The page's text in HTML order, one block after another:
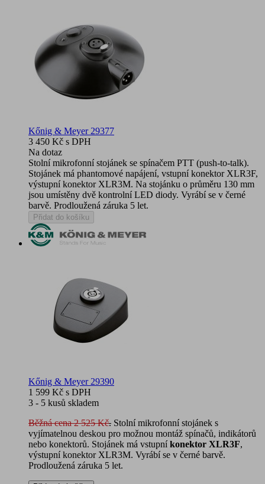
Kőnig & Meyer 29377
3 450 Kč s DPH
Na dotaz
Stolní mikrofonní stojánek se spínačem PTT (push-to-talk).
Stojánek má phantomové napájení, vstupní konektor XLR3F,
výstupní konektor XLR3M. Na stojánku o průměru 130 mm
jsou umístěny dvě kontrolní LED diody. Vyrábí se v černé
barvě. Prodloužená záruka 5 let.
Přidat do košíku
Kőnig & Meyer 29390
1 599 Kč s DPH
3 - 5 kusů skladem
Běžná cena 2 525 Kč. Stolní mikrofonní stojánek s
vyjímatelnou deskou pro možnou montáž spínačů, indikátorů
nebo konektorů. Stojánek má vstupní konektor XLR3F,
výstupní konektor XLR3M. Vyrábí se v černé barvě.
Prodloužená záruka 5 let.